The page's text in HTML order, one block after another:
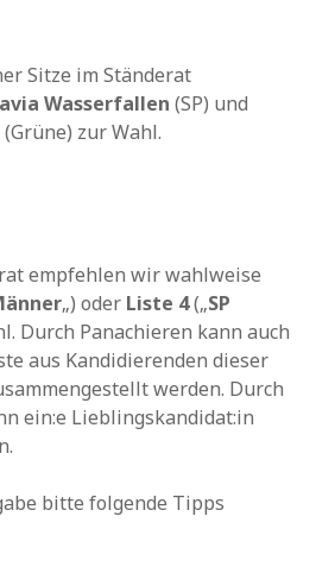
Sitze im Ständerat
Wasserfallen (SP) und
(Grüne) zur Wahl.
empfehlen wir wahlweise
„) oder Liste 4(„SP
Durch Panachieren kann auch
aus Kandidierenden dieser
werden. Durch
ein:e Lieblingskandidat:in
bitte folgende Tipps